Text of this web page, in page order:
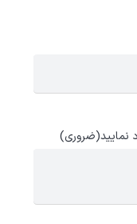
نمایید(ضروری)